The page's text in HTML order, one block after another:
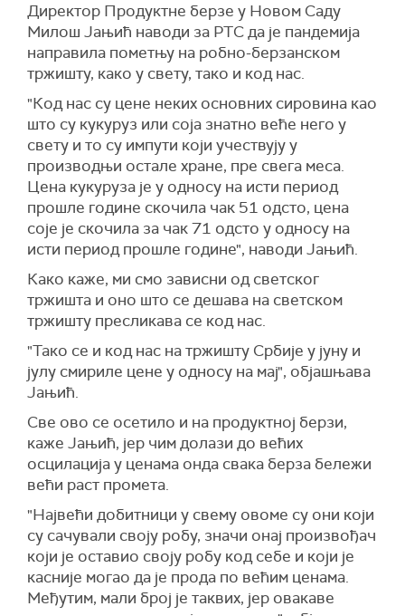
Директор Продуктне берзе у Новом Саду
Милош Јањић наводи за РТС да је пандемија
направила пометњу на робно-берзанском
тржишту, како у свету, тако и код нас.
"Код нас су цене неких основних сировина као
што су кукуруз или соја знатно веће него у
свету и то су импути који учествују у
производњи остале хране, пре свега меса.
Цена кукуруза је у односу на исти период
прошле године скочила чак 51 одсто, цена
соје је скочила за чак 71 одсто у односу на
исти период прошле године", наводи Јањић.
Како каже, ми смо зависни од светског
тржишта и оно што се дешава на светском
тржишту пресликава се код нас.
"Тако се и код нас на тржишту Србије у јуну и
јулу смириле цене у односу на мај", објашњава
Јањић.
Све ово се осетило и на продуктној берзи,
каже Јањић, јер чим долази до већих
осцилација у ценама онда свака берза бележи
већи раст промета.
"Највећи добитници у свему овоме су они који
су сачували своју робу, значи онај произвођач
који је оставио своју робу код себе и који је
касније могао да је прода по већим ценама.
Међутим, мали број је таквих, јер овакаве